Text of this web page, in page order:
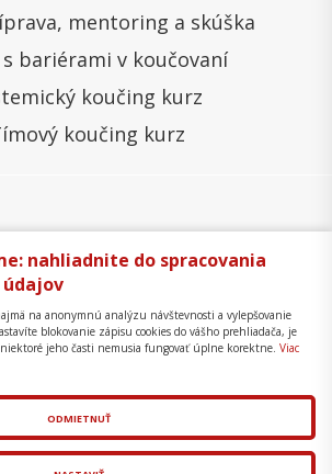
mentoring a skúška
s bariérami v koučovaní
koučing kurz
koučing kurz
podmienky
Správa cookies
údajov
odstúpenie
Mapa stránky
- 2026 Business Coaching College,
s.r.o.
aredakčný systém
spol. s r.o.
nahliadnite do spracovania
údajov
na anonymnú analýzu návštevnosti a vylepšovanie
blokovanie zápisu cookies do vášho prehliadača, je
niektoré jeho časti nemusia fungovať úplne korektne. Viac
ODMIETNUŤ